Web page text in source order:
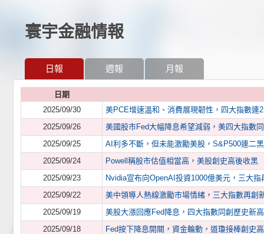
寰宇金融情報
日報 週報 月報
日期
2025/09/30
美PCE增速溫和、消費展現韌性，四大指數連
2025/09/26
美國股市Fed大幅降息希望減弱，美四大指數
2025/09/25
AI利多不斷，但未能激勵美股，S&P500連二黑
2025/09/24
Powell稱股市估值相當高，美股創史高後收黑
2025/09/23
Nvidia宣布向OpenAI投資1000億美元，三大指
2025/09/22
美中領導人熱線激勵市場情緒，三大指數再創
2025/09/19
美股大漲回應Fed降息，四大指數同創歷史新高
2025/09/18
Fed按下降息開關，資金輪動，道瓊接棒創史高